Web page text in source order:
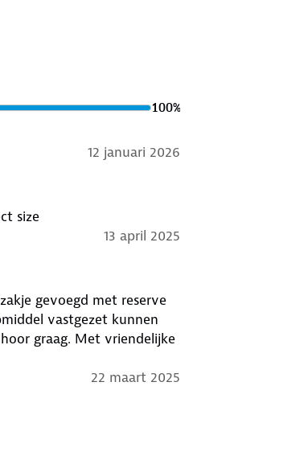
100%
12 januari 2026
size
13 april 2025
gevoegd met reserve
vastgezet kunnen
graag. Met vriendelijke
22 maart 2025